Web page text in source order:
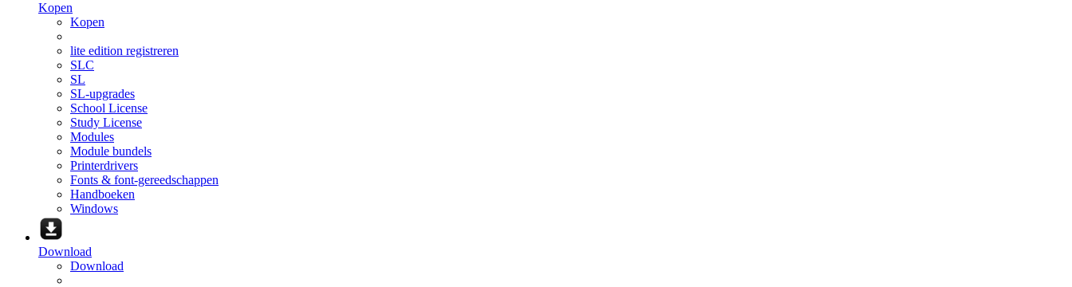
Kopen
Kopen
lite edition registreren
SLC
SL
SL-upgrades
School License
Study License
Modules
Module bundels
Printerdrivers
Fonts & font-gereedschappen
Handboeken
Windows
Download
Download